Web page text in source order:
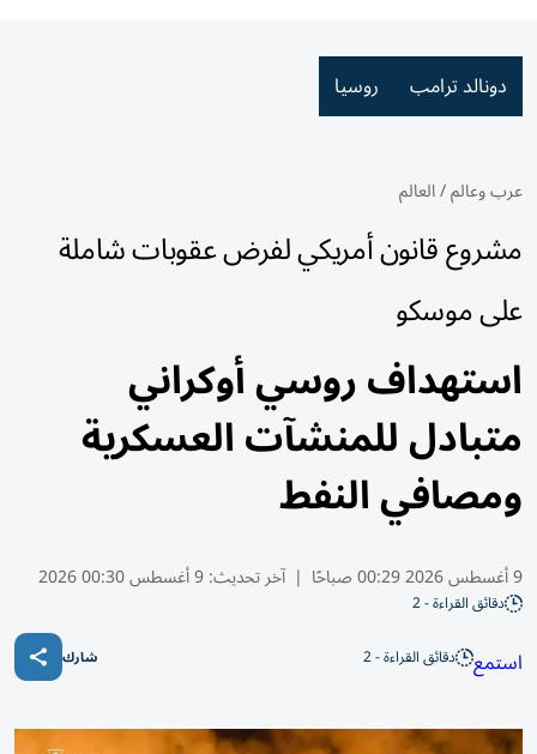
دونالد ترامب روسيا
عرب وعالم/العالم
مشروع قانون أمريكي لفرض عقوبات شاملة
على موسكو
استهداف روسي أوكراني
متبادل للمنشآت العسكرية
ومصافي النفط
9 أغسطس 2026 00:29 صباحًا | آخر تحديث:9 أغسطس 00:30 2026
دقائق القراءة - 2
استمع دقائق القراءة - 2 شارك